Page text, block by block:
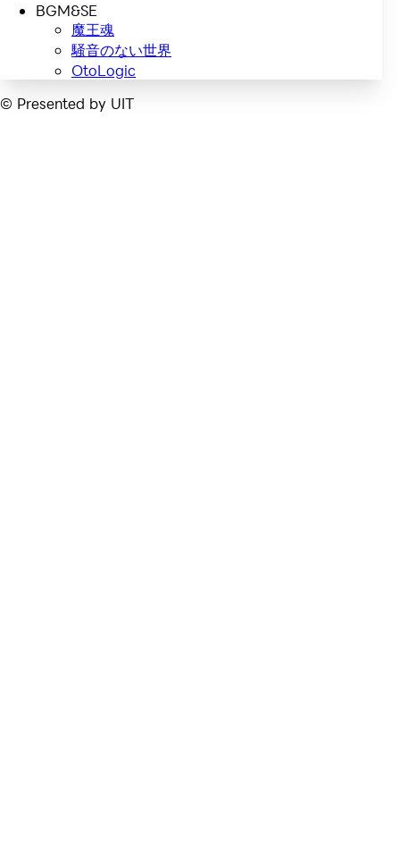
BGM&SE
魔王魂
騒音のない世界
OtoLogic
© Presented by UIT